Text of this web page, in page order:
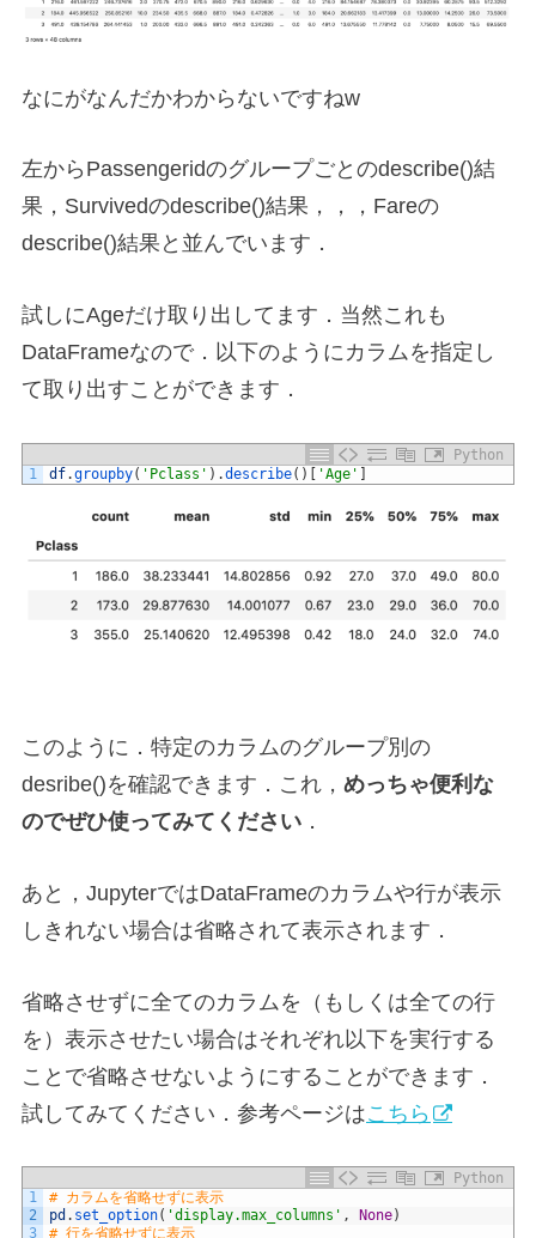
なにがなんだかわからないですねw
左からPassengeridのグループごとのdescribe()結
果，Survivedのdescribe()結果，，，Fareの
describe()結果と並んでいます．
試しにAgeだけ取り出してます．当然これも
DataFrameなので．以下のようにカラムを指定し
て取り出すことができます．
Python
1
df.groupby( 'Pclass' ) .describe( ) [ 'Age' ]
このように．特定のカラムのグループ別の
desribe()を確認できます．これ， めっちゃ便利な
のでぜひ使ってみてください ．
あと，JupyterではDataFrameのカラムや行が表示
しきれない場合は省略されて表示されます．
省略させずに全てのカラムを（もしくは全ての行
を）表示させたい場合はそれぞれ以下を実行する
ことで省略させないようにすることができます．
試してみてください．参考ページはこちら
Python
1
2
3
# カラムを省略せずに表示
pd . set_option( 'display.max_columns' , None)
# 行を省略せずに表示